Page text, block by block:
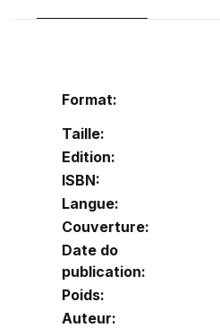
Format:
Taille:
Edition:
ISBN:
Langue:
Couverture:
Date do
publication:
Poids:
Auteur: